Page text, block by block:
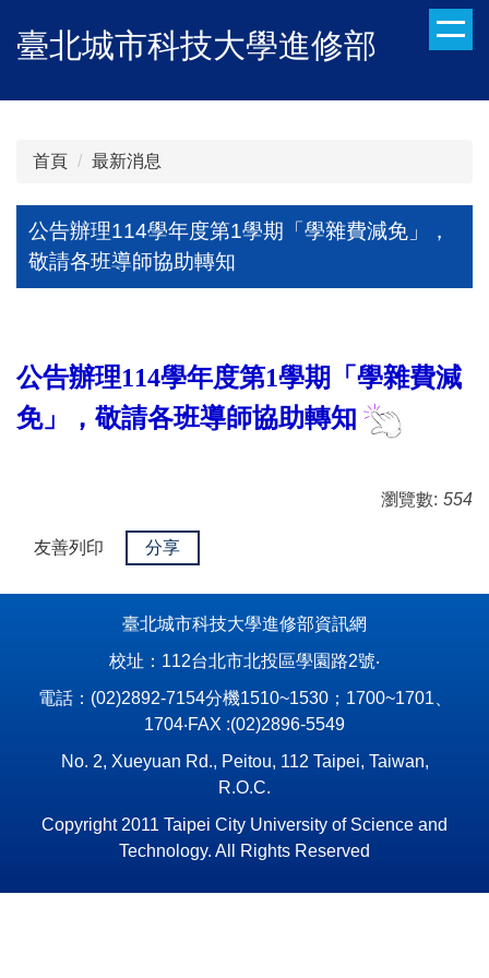
到
臺北城市科技大學進修部
首頁 最新消息
公告辦理114學年度第1學期「學雜費減免」，
敬請各班導師協助轉知
公告辦理114學年度第1學期「學雜費減
免」，敬請各班導師協助轉知
瀏覽數: 554
友善列印 分享
臺北城市科技大學進修部資訊網
校址：112台北市北投區學園路2號‧
電話：(02)2892-7154分機1510~1530；1700~1701、
1704‧FAX :(02)2896-5549
No. 2, Xueyuan Rd., Peitou, 112 Taipei, Taiwan,
R.O.C.
Copyright 2011 Taipei City University of Science and
Technology. All Rights Reserved